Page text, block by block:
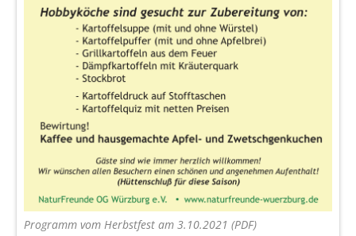
Programm vom Herbstfest am 3.10.2021 (PDF)